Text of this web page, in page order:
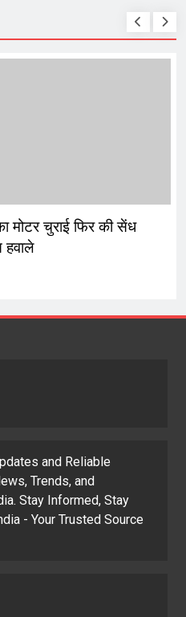
मोटर चुराई फिर की सेंध
हवाले
and Reliable
Trends, and
Stay Informed, Stay
- Your Trusted Source